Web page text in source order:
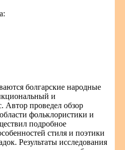
болгарские народные
и
Автор проведел обзор
фольклористики и
подробное
стиля и поэтики
Результаты исследования